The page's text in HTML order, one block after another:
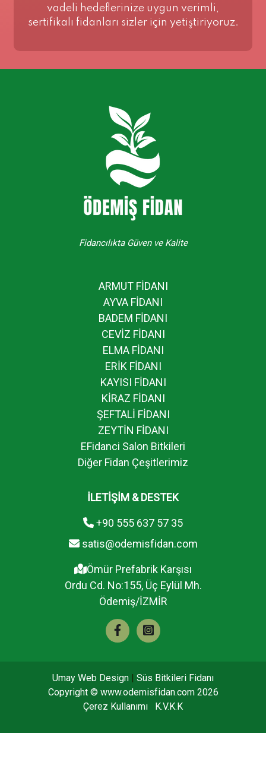
vadeli hedeflerinize uygun verimli,
sertifikalı fidanları sizler için yetiştiriyoruz.
Fidancılıkta Güven ve Kalite
ARMUT FİDANI
AYVA FİDANI
BADEM FİDANI
CEVİZ FİDANI
ELMA FİDANI
ERİK FİDANI
KAYISI FİDANI
KİRAZ FİDANI
ŞEFTALİ FİDANI
ZEYTİN FİDANI
EFidanci Salon Bitkileri
Diğer Fidan Çeşitlerimiz
İLETİŞİM & DESTEK
+90 555 637 57 35
satis@odemisfidan.com
Ömür Prefabrik Karşısı
Ordu Cd. No:155, Üç Eylül Mh.
Ödemiş/İZMİR
Umay Web Design | Süs Bitkileri Fidanı
Copyright © www.odemisfidan.com2026
Çerez Kullanımı
K.V.K.K